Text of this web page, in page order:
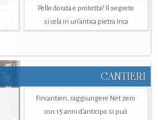
Pelle dorata e protetta? Il segreto
si cela in un’antica pietra Inca
CANTIERI
Fincantieri, raggiungere Net zero
con 15 anni d'anticipo si può